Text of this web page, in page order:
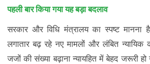
पहली बार किया गया यह बड़ा बदलाव
सरकार और विधि मंत्रालय का स्पष्ट मानना
लगातार बढ़ रहे नए मामलों और लंबित न्यायिक
जजों की संख्या बढ़ाना न्यायहित में बेहद जरूरी